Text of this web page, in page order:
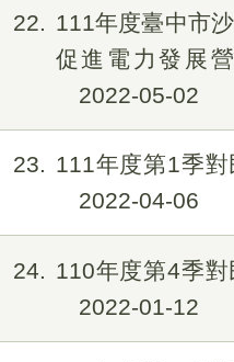
22
111年度臺中市
促進電力發展
2022-05-02
23
111年度第1季
2022-04-06
24
110年度第4季
2022-01-12